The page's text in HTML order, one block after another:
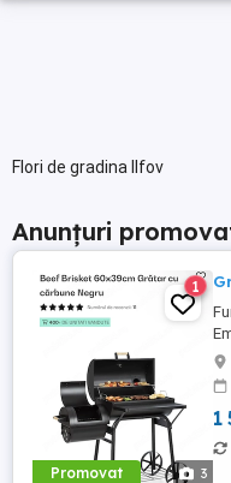
Flori de gradina Ilfov
Anunțuri
Promovat 3
1
1